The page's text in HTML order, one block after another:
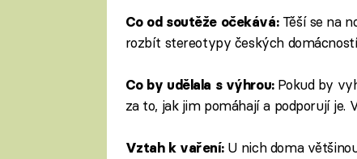
Co od soutěže očekává:Těší se na
rozbít stereotypy českých
Co by udělala s výhrou: Pokud by
za to, jak jim pomáhají a podporují je.
Vztah k vaření: U nich doma